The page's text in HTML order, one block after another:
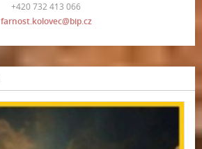
+420 732 413 066
farnost.kolovec@bip.cz